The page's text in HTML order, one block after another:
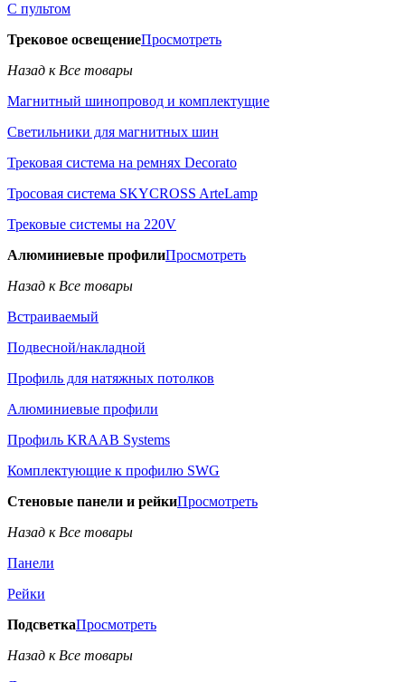
С пультом
Трековое освещениеПросмотреть
Назад к Все товары
Магнитный шинопровод и комплектущие
Светильники для магнитных шин
Трековая система на ремнях Decorato
Тросовая система SKYCROSS ArteLamp
Трековые системы на 220V
Алюминиевые профилиПросмотреть
Назад к Все товары
Встраиваемый
Подвесной/накладной
Профиль для натяжных потолков
Алюминиевые профили
Профиль KRAAB Systems
Комплектующие к профилю SWG
Стеновые панели и рейкиПросмотреть
Назад к Все товары
Панели
Рейки
ПодсветкаПросмотреть
Назад к Все товары